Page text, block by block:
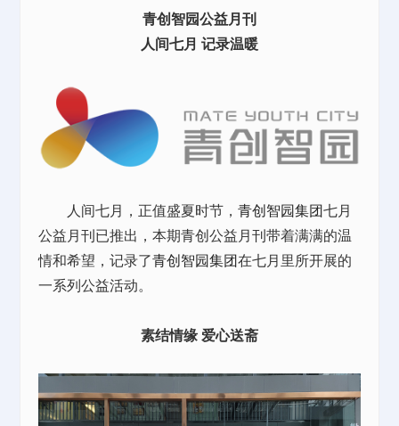
青创智园公益月刊
人间七月 记录温暖
人间七月，正值盛夏时节，青创智园集团七月
公益月刊已推出，本期青创公益月刊带着满满的温
情和希望，记录了青创智园集团在七月里所开展的
一系列公益活动。
素结情缘 爱心送斋